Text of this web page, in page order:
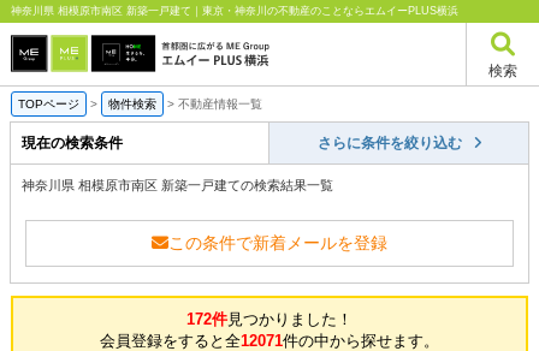
神奈川県 相模原市南区 新築一戸建て｜東京・神奈川の不動産のことならエムイーPLUS横浜
検索
TOPページ > 物件検索 > 不動産情報一覧
現在の検索条件 さらに条件を絞り込む
神奈川県 相模原市南区 新築一戸建ての検索結果一覧
この条件で新着メールを登録
172件見つかりました！
会員登録をすると全12071件の中から探せます。